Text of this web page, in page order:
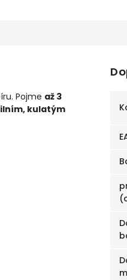
Pojme až 3
kulatým